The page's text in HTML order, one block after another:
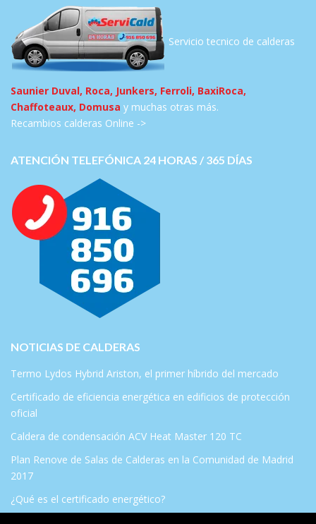
Servicio tecnico de calderas
Saunier Duval, Roca, Junkers, Ferroli, BaxiRoca,
Chaffoteaux, Domusa y muchas otras más.
Recambios calderas Online ->
ATENCIÓN TELEFÓNICA 24 HORAS / 365 DÍAS
NOTICIAS DE CALDERAS
Termo Lydos Hybrid Ariston, el primer híbrido del mercado
Certificado de eficiencia energética en edificios de protección
oficial
Caldera de condensación ACV Heat Master 120 TC
Plan Renove de Salas de Calderas en la Comunidad de Madrid
2017
¿Qué es el certificado energético?